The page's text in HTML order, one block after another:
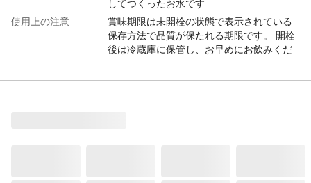
してつくったお水です
使用上の注意
賞味期限は未開栓の状態で表示されている
保存方法で品質が保たれる期限です。 開栓
後は冷蔵庫に保管し、お早めにお飲みくだ
給与方法
ペットがいつでも自由に飲めるように水飲
み場をつくり、与えてください。1日数回新